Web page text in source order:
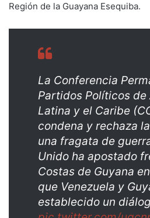
Región de la Guayana Esequiba.
La Conferencia
Partidos Políticos de
Latina y el Caribe
condena y rechaza
una fragata de
Unido ha apostado
Costas de Guyana
que Venezuela y
establecido un